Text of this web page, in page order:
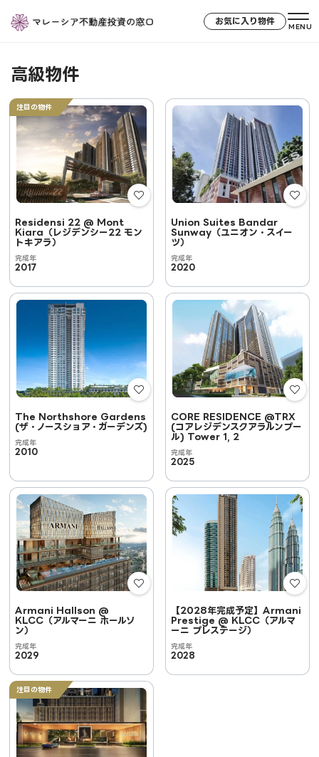
お気に入り物件
MENU
高級物件
Residensi 22 @ Mont
Kiara（レジデンシー22 モン
トキアラ）
完成年
2017
注目の物件
Union Suites Bandar
Sunway（ユニオン・スイー
ツ）
完成年
2020
The Northshore Gardens
(ザ・ノースショア・ガーデンズ)
完成年
2010
CORE RESIDENCE @TRX
(コアレジデンスクアラルンプー
ル) Tower 1, 2
完成年
2025
Armani Hallson @
KLCC（アルマーニ ホールソ
ン）
完成年
2029
【2028年完成予定】Armani
Prestige @ KLCC（アルマ
ーニ プレステージ）
完成年
2028
注目の物件